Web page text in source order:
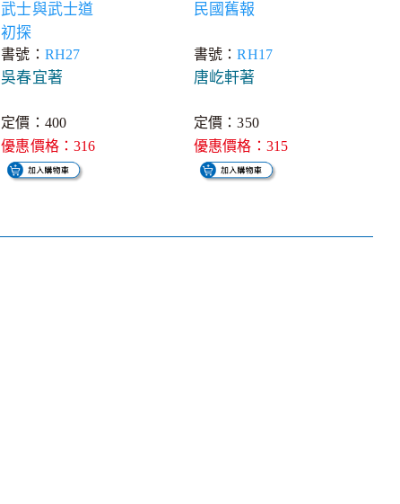
武士與武士道
初探
書號： RH27
吳春宜著
定價：400
優惠價格：316
民國舊報
書號：RH17
唐屹軒著
定價：350
優惠價格：315